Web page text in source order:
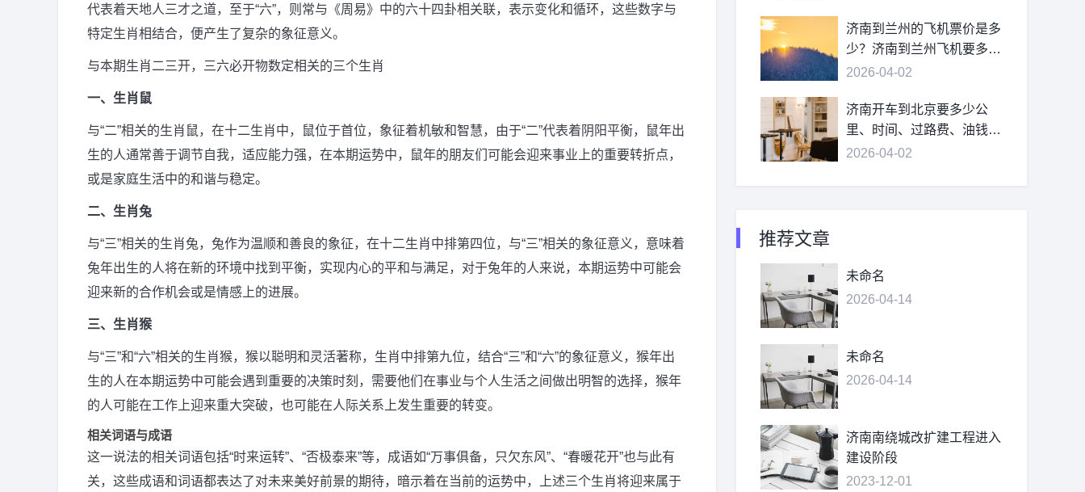
代表着天地人三才之道，至于“六”，则常与《周易》中的六十四卦相关联，表示变化和循环，这些数字与
特定生肖相结合，便产生了复杂的象征意义。
与本期生肖二三开，三六必开物数定相关的三个生肖
一、生肖鼠
与“二”相关的生肖鼠，在十二生肖中，鼠位于首位，象征着机敏和智慧，由于“二”代表着阴阳平衡，鼠年出
生的人通常善于调节自我，适应能力强，在本期运势中，鼠年的朋友们可能会迎来事业上的重要转折点，
或是家庭生活中的和谐与稳定。
二、生肖兔
与“三”相关的生肖兔，兔作为温顺和善良的象征，在十二生肖中排第四位，与“三”相关的象征意义，意味着
兔年出生的人将在新的环境中找到平衡，实现内心的平和与满足，对于兔年的人来说，本期运势中可能会
迎来新的合作机会或是情感上的进展。
三、生肖猴
与“三”和“六”相关的生肖猴，猴以聪明和灵活著称，生肖中排第九位，结合“三”和“六”的象征意义，猴年出
生的人在本期运势中可能会遇到重要的决策时刻，需要他们在事业与个人生活之间做出明智的选择，猴年
的人可能在工作上迎来重大突破，也可能在人际关系上发生重要的转变。
相关词语与成语
这一说法的相关词语包括“时来运转”、“否极泰来”等，成语如“万事俱备，只欠东风”、“春暖花开”也与此有
关，这些成语和词语都表达了对未来美好前景的期待，暗示着在当前的运势中，上述三个生肖将迎来属于
济南到兰州的飞机票价是多
少？济南到兰州飞机要多
久？
2026-04-02
济南开车到北京要多少公
里、时间、过路费、油钱？
济南到北京多少公里？
2026-04-02
推荐文章
未命名
2026-04-14
未命名
2026-04-14
济南南绕城改扩建工程进入
建设阶段
2023-12-01